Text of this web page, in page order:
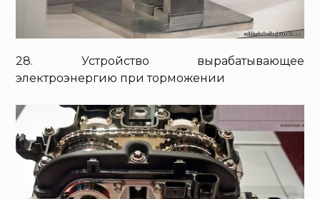
28. Устройство вырабатывающее
электроэнергию при торможении